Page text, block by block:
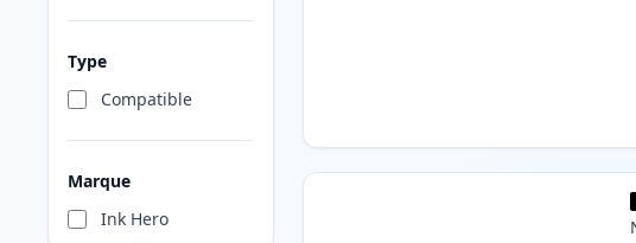
Type
Compatible
Marque
Ink Hero